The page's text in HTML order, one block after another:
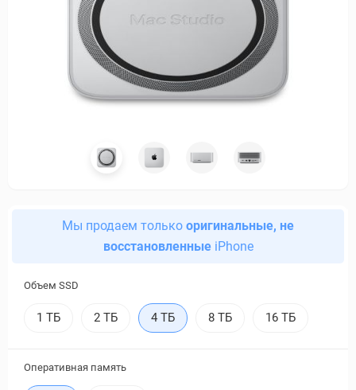
Мы продаем только оригинальные, не
восстановленныеiPhone
Объем SSD
1 ТБ 2 ТБ 4 ТБ 8 ТБ 16 ТБ
Оперативная память